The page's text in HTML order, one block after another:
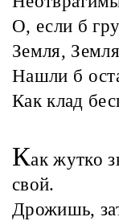
О, если б
Земля,
Нашли б
Как клад
Как жутко
свой.
Дрожишь,